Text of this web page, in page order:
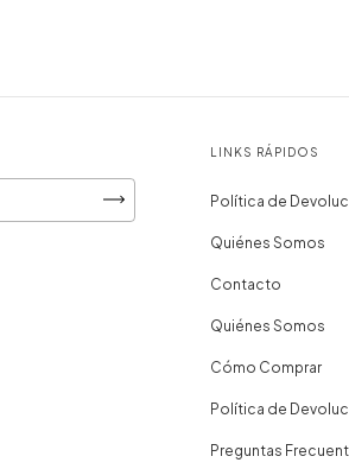
LINKS RÁPIDOS
Política de
Quiénes Somos
Contacto
Quiénes Somos
Cómo Comprar
Política de
Preguntas